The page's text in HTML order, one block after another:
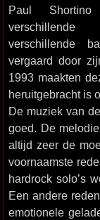
Paul
verschillende
vergaard door
1993 maakten
heruitgebracht is
De muziek van
goed. De
altijd zeer de
voornaamste
hardrock solo’s
Een andere
emotionele